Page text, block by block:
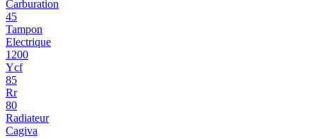
Carburation
45
Tampon
Electrique
1200
Ycf
85
Rr
80
Radiateur
Cagiva